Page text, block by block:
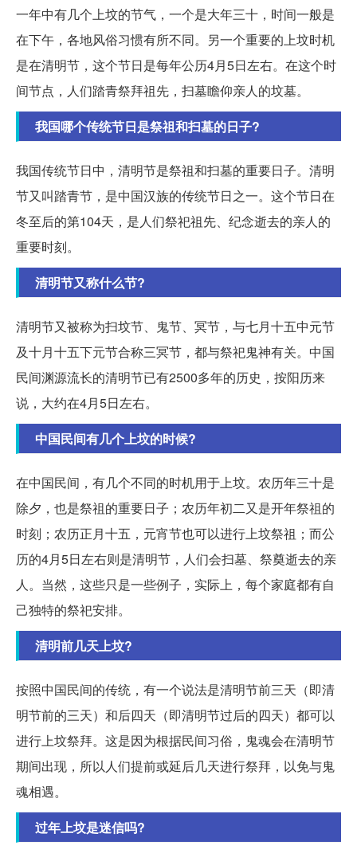
一年中有几个上坟的节气，一个是大年三十，时间一般是
在下午，各地风俗习惯有所不同。另一个重要的上坟时机
是在清明节，这个节日是每年公历4月5日左右。在这个时
间节点，人们踏青祭拜祖先，扫墓瞻仰亲人的坟墓。
我国哪个传统节日是祭祖和扫墓的日子?
我国传统节日中，清明节是祭祖和扫墓的重要日子。清明
节又叫踏青节，是中国汉族的传统节日之一。这个节日在
冬至后的第104天，是人们祭祀祖先、纪念逝去的亲人的
重要时刻。
清明节又称什么节?
清明节又被称为扫坟节、鬼节、冥节，与七月十五中元节
及十月十五下元节合称三冥节，都与祭祀鬼神有关。中国
民间渊源流长的清明节已有2500多年的历史，按阳历来
说，大约在4月5日左右。
中国民间有几个上坟的时候?
在中国民间，有几个不同的时机用于上坟。农历年三十是
除夕，也是祭祖的重要日子；农历年初二又是开年祭祖的
时刻；农历正月十五，元宵节也可以进行上坟祭祖；而公
历的4月5日左右则是清明节，人们会扫墓、祭奠逝去的亲
人。当然，这些只是一些例子，实际上，每个家庭都有自
己独特的祭祀安排。
清明前几天上坟?
按照中国民间的传统，有一个说法是清明节前三天（即清
明节前的三天）和后四天（即清明节过后的四天）都可以
进行上坟祭拜。这是因为根据民间习俗，鬼魂会在清明节
期间出现，所以人们提前或延后几天进行祭拜，以免与鬼
魂相遇。
过年上坟是迷信吗?